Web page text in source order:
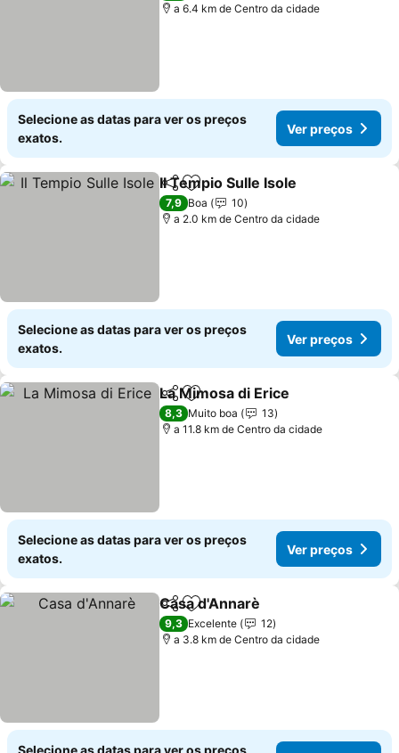
a 6.4 km de Centro da cidade
Selecione as datas para ver os preços
exatos.
Ver preços
PartilharAdicionar aos favoritos
Il Tempio Sulle Isole
7,9 Boa
10
a 2.0 km de Centro da cidade
Selecione as datas para ver os preços
exatos.
Ver preços
PartilharAdicionar aos favoritos
La Mimosa di Erice
8,3 Muito boa
13
a 11.8 km de Centro da cidade
Selecione as datas para ver os preços
exatos.
Ver preços
PartilharAdicionar aos favoritos
Casa d'Annarè
9,3 Excelente
12
a 3.8 km de Centro da cidade
Selecione as datas para ver os preços